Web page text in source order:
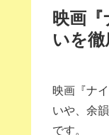
映画
いを徹
映画『ナ
いや、余
です。